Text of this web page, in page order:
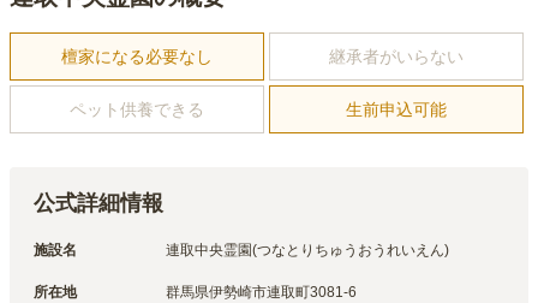
檀家になる必要なし 継承者がいらない
ペット供養できる 生前申込可能
公式詳細情報
施設名 連取中央霊園(つなとりちゅうおうれいえん)
所在地 群馬県伊勢崎市連取町3081-6